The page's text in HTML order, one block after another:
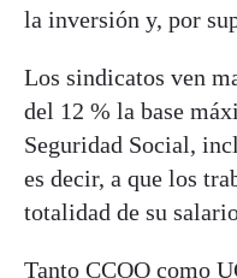
la inversión y, por
Los sindicatos ven
del 12 % la base
Seguridad Social,
es decir, a que los
totalidad de su
Tanto CCOO como